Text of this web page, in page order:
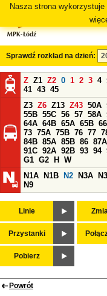
Nasza strona
Sprawdź rozkład na dzień:
Z Z1 Z2 0 1 2 3 4
41 43 45
Z3 Z6 Z13 Z43 50A
55B 55C 56 57 58A
64A 64B 65A 65B 66
73 75A 75B 76 77
84B 85A 85B 86 87A
91C 92A 92B 93 94
G1 G2 H
W
N1A
N1B N2 N3A
N9
Linie
Przystanki
Pobierz
Powrót